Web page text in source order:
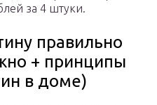
за 4 штуки.
правильно
+ принципы
в доме)